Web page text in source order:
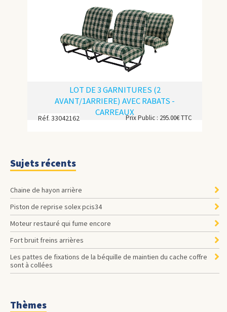
LOT DE 3 GARNITURES (2
AVANT/1ARRIERE) AVEC RABATS -
CARREAUX
Réf. 33042162 Prix Public : 295.00€ TTC
Sujets récents
Chaine de hayon arrière
Piston de reprise solex pcis34
Moteur restauré qui fume encore
Fort bruit freins arrières
les pattes de fixations de la béquille de maintien du cache coffre
sont à collées
Thèmes